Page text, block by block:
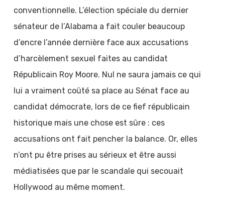
conventionnelle. L’élection spéciale du dernier
sénateur de l’Alabama a fait couler beaucoup
d’encre l’année dernière face aux accusations
d’harcèlement sexuel faites au candidat
Républicain Roy Moore. Nul ne saura jamais ce qui
lui a vraiment coûté sa place au Sénat face au
candidat démocrate, lors de ce fief républicain
historique mais une chose est sûre : ces
accusations ont fait pencher la balance. Or, elles
n’ont pu être prises au sérieux et être aussi
médiatisées que par le scandale qui secouait
Hollywood au même moment.